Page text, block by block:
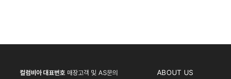
컬럼비아 대표번호 매장고객 및 AS문의 ABOUT US